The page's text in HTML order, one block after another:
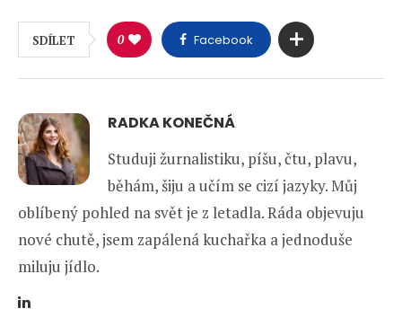
SDÍLET 0 Facebook
RADKA KONEČNÁ
Studuji žurnalistiku, píšu, čtu, plavu,
běhám, šiju a učím se cizí jazyky. Můj
oblíbený pohled na svět je z letadla. Ráda objevuju
nové chutě, jsem zapálená kuchařka a jednoduše
miluju jídlo.